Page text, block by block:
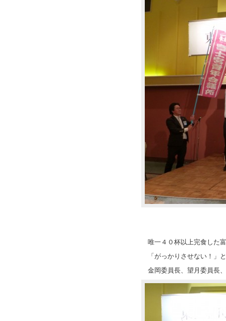
唯一４０杯以上完食した
「がっかりさせない！」
金岡委員長、望月委員長